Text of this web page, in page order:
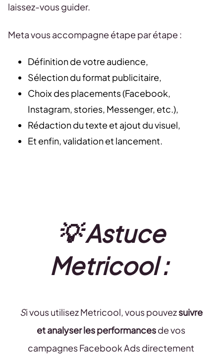
laissez-vous guider.
Meta vous accompagne étape par étape :
Définition de votre audience,
Sélection du format publicitaire,
Choix des placements (Facebook,
Instagram, stories, Messenger, etc.),
Rédaction du texte et ajout du visuel,
Et enfin, validation et lancement.
💡 Astuce
Metricool :
Si vous utilisez Metricool, vous pouvezsuivre
et analyser les performancesde vos
campagnes Facebook Ads directement